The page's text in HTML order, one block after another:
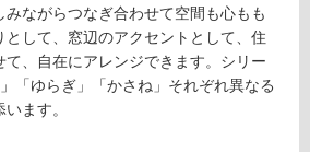
みながらつなぎ合わせて空間も心もも
として、窓辺のアクセントとして、住
て、自在にアレンジできます。シリー
「ゆらぎ」「かさね」それぞれ異なる
ます。